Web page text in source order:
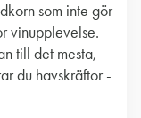
som inte gör
vinupplevelse.
till det mesta,
du havskräftor -